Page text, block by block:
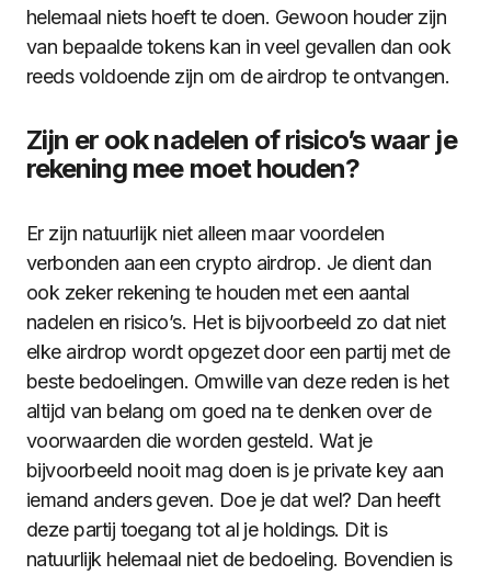
helemaal niets hoeft te doen. Gewoon houder zijn
van bepaalde tokens kan in veel gevallen dan ook
reeds voldoende zijn om de airdrop te ontvangen.
Zijn er ook nadelen of risico’s waar je
rekening mee moet houden?
Er zijn natuurlijk niet alleen maar voordelen
verbonden aan een crypto airdrop. Je dient dan
ook zeker rekening te houden met een aantal
nadelen en risico’s. Het is bijvoorbeeld zo dat niet
elke airdrop wordt opgezet door een partij met de
beste bedoelingen. Omwille van deze reden is het
altijd van belang om goed na te denken over de
voorwaarden die worden gesteld. Wat je
bijvoorbeeld nooit mag doen is je private key aan
iemand anders geven. Doe je dat wel? Dan heeft
deze partij toegang tot al je holdings. Dit is
natuurlijk helemaal niet de bedoeling. Bovendien is